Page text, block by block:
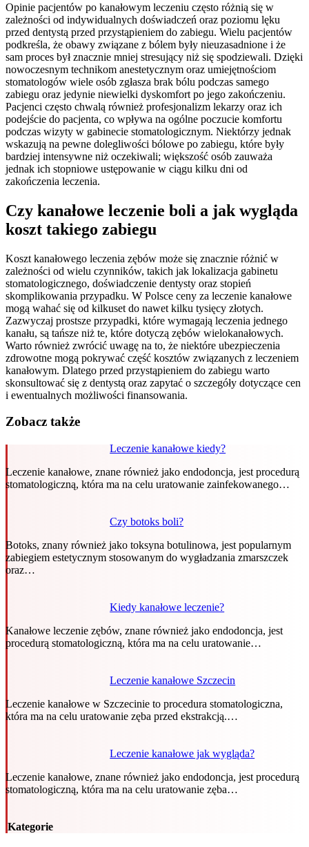
Opinie pacjentów po kanałowym leczeniu często różnią się w
zależności od indywidualnych doświadczeń oraz poziomu lęku
przed dentystą przed przystąpieniem do zabiegu. Wielu pacjentów
podkreśla, że obawy związane z bólem były nieuzasadnione i że
sam proces był znacznie mniej stresujący niż się spodziewali. Dzięki
nowoczesnym technikom anestetycznym oraz umiejętnościom
stomatologów wiele osób zgłasza brak bólu podczas samego
zabiegu oraz jedynie niewielki dyskomfort po jego zakończeniu.
Pacjenci często chwalą również profesjonalizm lekarzy oraz ich
podejście do pacjenta, co wpływa na ogólne poczucie komfortu
podczas wizyty w gabinecie stomatologicznym. Niektórzy jednak
wskazują na pewne dolegliwości bólowe po zabiegu, które były
bardziej intensywne niż oczekiwali; większość osób zauważa
jednak ich stopniowe ustępowanie w ciągu kilku dni od
zakończenia leczenia.
Czy kanałowe leczenie boli a jak wygląda
koszt takiego zabiegu
Koszt kanałowego leczenia zębów może się znacznie różnić w
zależności od wielu czynników, takich jak lokalizacja gabinetu
stomatologicznego, doświadczenie dentysty oraz stopień
skomplikowania przypadku. W Polsce ceny za leczenie kanałowe
mogą wahać się od kilkuset do nawet kilku tysięcy złotych.
Zazwyczaj prostsze przypadki, które wymagają leczenia jednego
kanału, są tańsze niż te, które dotyczą zębów wielokanałowych.
Warto również zwrócić uwagę na to, że niektóre ubezpieczenia
zdrowotne mogą pokrywać część kosztów związanych z leczeniem
kanałowym. Dlatego przed przystąpieniem do zabiegu warto
skonsultować się z dentystą oraz zapytać o szczegóły dotyczące cen
i ewentualnych możliwości finansowania.
Zobacz także
Leczenie kanałowe kiedy?
Leczenie kanałowe, znane również jako endodoncja, jest procedurą
stomatologiczną, która ma na celu uratowanie zainfekowanego…
Czy botoks boli?
Botoks, znany również jako toksyna botulinowa, jest popularnym
zabiegiem estetycznym stosowanym do wygładzania zmarszczek
oraz…
Kiedy kanałowe leczenie?
Kanałowe leczenie zębów, znane również jako endodoncja, jest
procedurą stomatologiczną, która ma na celu uratowanie…
Leczenie kanałowe Szczecin
Leczenie kanałowe w Szczecinie to procedura stomatologiczna,
która ma na celu uratowanie zęba przed ekstrakcją.…
Leczenie kanałowe jak wygląda?
Leczenie kanałowe, znane również jako endodoncja, jest procedurą
stomatologiczną, która ma na celu uratowanie zęba…
Kategorie